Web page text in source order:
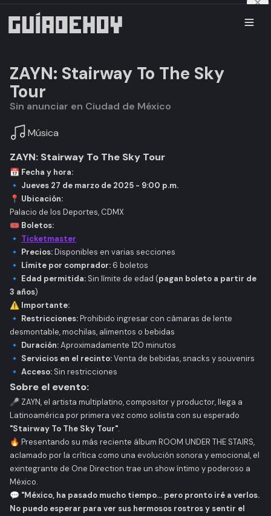
ZAYN: Stairway To The Sky
Tour
Sin anunciar en Ciudad de México
Música
ZAYN: Stairway To The Sky Tour
📅 Fecha y hora:
🔹 Jueves 27 de marzo de 2025 - 9:00 p.m.
📍 Ubicación:
Palacio de los Deportes, CDMX
🎟 Boletos:
🔹 Ticketmaster
🔹 Precios:Disponibles en varias secciones
🔹 Límite por comprador: 6 boletos
🔹 Edad permitida: Sin límite de edad (pagan boleto a partir de
3 años)
⚠ Importante:
🔹 Restricciones:Prohibido ingresar con cámaras de lente
desmontable, mochilas, alimentos o bebidas
🔹 Duración:Aproximadamente 120 minutos
🔹 Servicios en el recinto:Venta de bebidas, snacks y souvenirs
🔹 Acceso: Sin restricciones
Sobre el evento:
🎤 ZAYN, el artista multiplatino, compositor y productor, llega a
Latinoamérica por primera vez como solista con su esperado
"Stairway To The Sky Tour".
🔥 Presentando su más reciente álbum ROOM UNDER THE STAIRS,
aclamado por la crítica como una evolución sonora y emocional, el
exintegrante de One Direction trae un show íntimo y poderoso a
México.
💬 "México, ha pasado mucho tiempo... pero pronto iré a verlos.
No puedo esperar para ver sus hermosos rostros y sentir el